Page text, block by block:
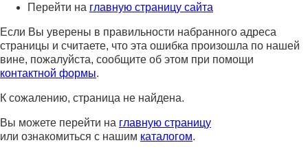
Перейти на главную страницу сайта
Если Вы уверены в правильности набранного адреса
страницы и считаете, что эта ошибка произошла по нашей
вине, пожалуйста, сообщите об этом при помощи
контактной формы.
К сожалению, страница не найдена.
Вы можете перейти на главную страницу
или ознакомиться с нашим каталогом.